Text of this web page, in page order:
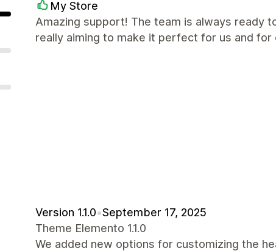
My Store
Amazing support! The team is always ready
really aiming to make it perfect for us and for
Version 1.1.0•September 17, 2025
Theme Elemento 1.1.0
We added new options for customizing the